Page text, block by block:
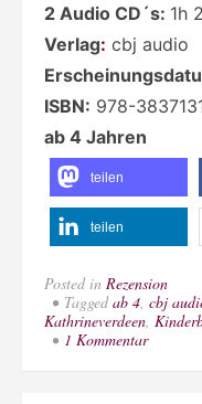
2 Audio CD´s: 1h
Verlag: cbj audio
ISBN: 978-
ab 4 Jahren
teilen
teilen
Posted in Rezension
Taggedab 4, cbj
Kathrineverdeen,
1 Kommentarzu